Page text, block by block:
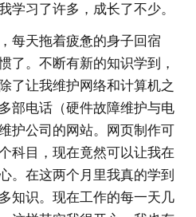
学习了许多，成长了不少。
每天拖着疲惫的身子回宿
了。不断有新的知识学到，
了让我维护网络和计算机之
部电话（硬件故障维护与电
护公司的网站。网页制作可
科目，现在竟然可以让我在
。在这两个月里我真的学到
知识。现在工作的每一天几